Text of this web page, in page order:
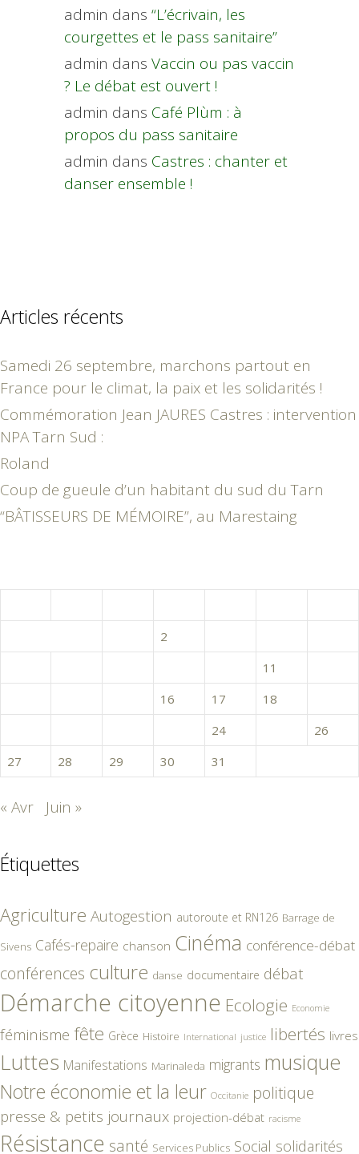
admin dans “L’écrivain, les
courgettes et le pass sanitaire”
admin dans Vaccin ou pas vaccin
? Le débat est ouvert !
admin dans Café Plùm : à
propos du pass sanitaire
admin dans Castres : chanter et
danser ensemble !
Articles récents
Samedi 26 septembre, marchons partout en
France pour le climat, la paix et les solidarités !
Commémoration Jean JAURES Castres : intervention
NPA Tarn Sud :
Roland
Coup de gueule d’un habitant du sud du Tarn
“BÂTISSEURS DE MÉMOIRE”, au Marestaing
2
11
16 17 18
24
26
27
28 29 30 31
« Avr Juin »
Étiquettes
Agriculture Autogestion autoroute et RN126 Barrage de
Sivens Cafés-repaire chanson Cinéma conférence-débat
conférences culture danse documentaire débat
Démarche citoyenne Ecologie Economie
féminisme fête Grèce Histoire International justice libertés livres
Luttes Manifestations Marinaleda migrants musique
Notre économie et la leur Occitanie politique
presse & petits journaux projection-débat racisme
Résistance santé Services Publics Social solidarités